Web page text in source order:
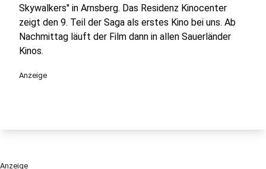
Skywalkers" in Arnsberg. Das Residenz Kinocenter
zeigt den 9. Teil der Saga als erstes Kino bei uns. Ab
Nachmittag läuft der Film dann in allen Sauerländer
Kinos.
Anzeige
Anzeige